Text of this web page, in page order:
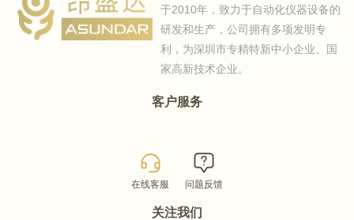
于2010年，致力于自动化仪器设备的
研发和生产，公司拥有多项发明专
利，为深圳市专精特新中小企业、国
家高新技术企业。
客户服务
在线客服 问题反馈
关注我们